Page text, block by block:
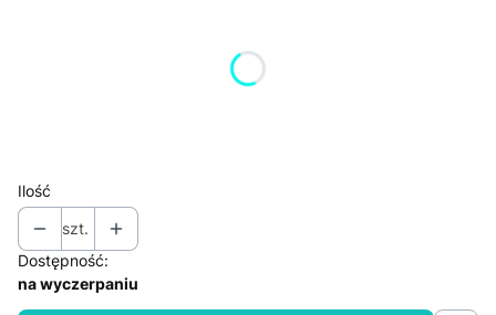
Poszczególne warianty mogą różnić się ceną
Ilość
szt.
Dostępność:
na wyczerpaniu